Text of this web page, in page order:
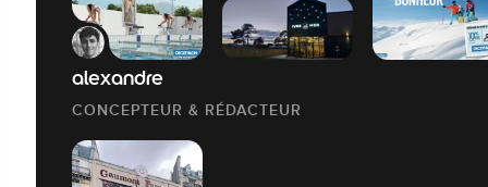
alexandre
CONCEPTEUR & RÉDACTEUR